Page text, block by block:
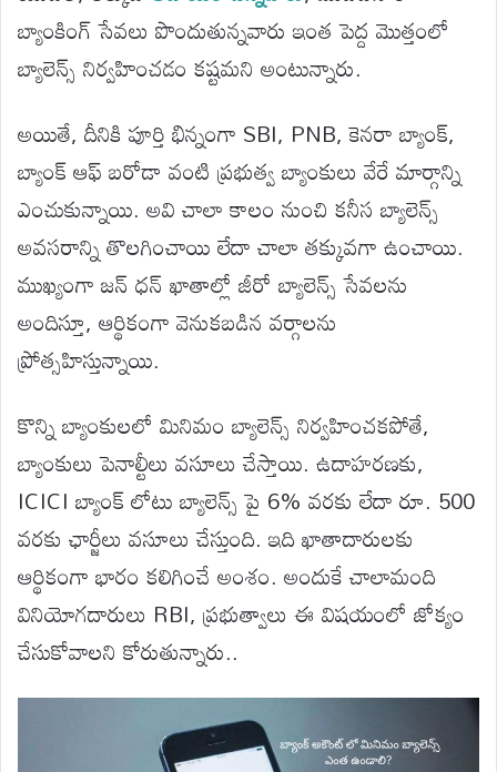
బ్యాంకింగ్ సేవలు పొందుతున్నవారు ఇంత పెద్ద మొత్తంలో
బ్యాలెన్స్ నిర్వహించడం కష్టమని అంటున్నారు.
అయితే, దీనికి పూర్తి భిన్నంగా SBI, PNB, కెనరా బ్యాంక్,
బ్యాంక్ ఆఫ్ బరోడా వంటి ప్రభుత్వ బ్యాంకులు వేరే మార్గాన్ని
ఎంచుకున్నాయి. అవి చాలా కాలం నుంచి కనీస బ్యాలెన్స్
అవసరాన్ని తొలగించాయి లేదా చాలా తక్కువగా ఉంచాయి.
ముఖ్యంగా జన్ ధన్ ఖాతాల్లో జీరో బ్యాలెన్స్ సేవలను
అందిస్తూ, ఆర్థికంగా వెనుకబడిన వర్గాలను
ప్రోత్సహిస్తున్నాయి.
కొన్ని బ్యాంకులలో మినిమం బ్యాలెన్స్ నిర్వహించకపోతే,
బ్యాంకులు పెనాల్టీలు వసూలు చేస్తాయి. ఉదాహరణకు,
ICICI బ్యాంక్ లోటు బ్యాలెన్స్ పై 6% వరకు లేదా రూ. 500
వరకు ఛార్జీలు వసూలు చేస్తుంది. ఇది ఖాతాదారులకు
ఆర్థికంగా భారం కలిగించే అంశం. అందుకే చాలామంది
వినియోగదారులు RBI, ప్రభుత్వాలు ఈ విషయంలో జోక్యం
చేసుకోవాలని కోరుతున్నారు..